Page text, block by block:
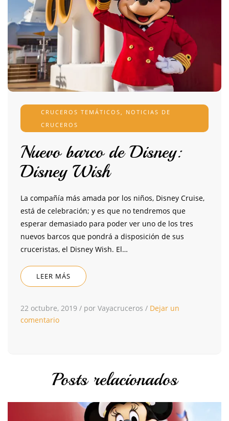
CRUCEROS TEMÁTICOS, NOTICIAS DE
CRUCEROS
Nuevo barco de Disney:
Disney Wish
La compañía más amada por los niños, Disney Cruise,
está de celebración; y es que no tendremos que
esperar demasiado para poder ver uno de los tres
nuevos barcos que pondrá a disposición de sus
cruceristas, el Disney Wish. El…
LEER MÁS
22 octubre, 2019 / por Vayacruceros / Dejar un
comentario
Posts relacionados